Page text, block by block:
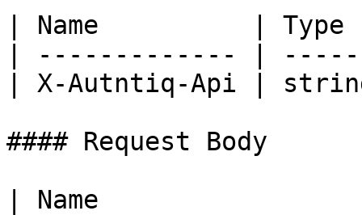
| Name          |
| ------------- |
| X-Autntiq-Api |
#### Request Body
| Name                 |